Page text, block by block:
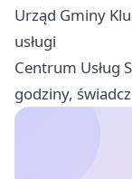
Urząd Gminy
usługi
Centrum Usług
godziny,